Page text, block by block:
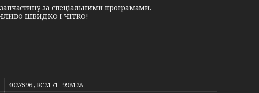
за спеціальними програмами.
ШВИДКО І ЧІТКО!
4027596 , RC2171 , 998128